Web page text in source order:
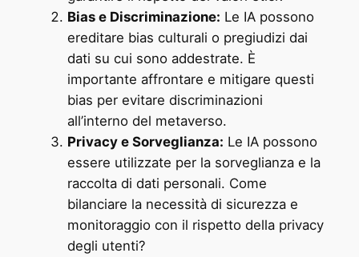
Bias e Discriminazione: Le IA possono
ereditare bias culturali o pregiudizi dai
dati su cui sono addestrate. È
importante affrontare e mitigare questi
bias per evitare discriminazioni
all’interno del metaverso.
Privacy e Sorveglianza: Le IA possono
essere utilizzate per la sorveglianza e la
raccolta di dati personali. Come
bilanciare la necessità di sicurezza e
monitoraggio con il rispetto della privacy
degli utenti?